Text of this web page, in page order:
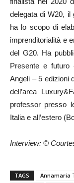
delegata di W20, il
ha lo scopo di
imprenditorialità e
del G20. Ha
Presente e futuro
Angeli – 5 edizioni
dell’area
professor presso
Italia e all’estero
Interview: ©
TAGS Annamaria